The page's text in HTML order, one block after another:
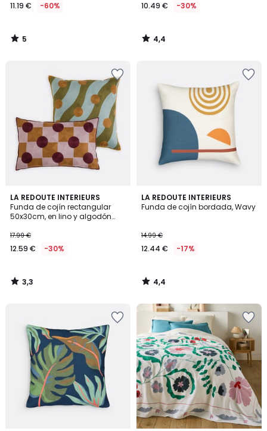
11.19 € -60%
5
/
10.49 € -30%
4,4
/
LA REDOUTE INTERIEURS
Funda de cojín rectangular
50x30cm, en lino y algodón
17.99 €
12.59 € -30%
3,3
/ 5
3,3
/
LA REDOUTE INTERIEURS
Funda de cojín bordada, Wavy
14.99 €
12.44 € -17%
4,4
/ 5
4,4
/